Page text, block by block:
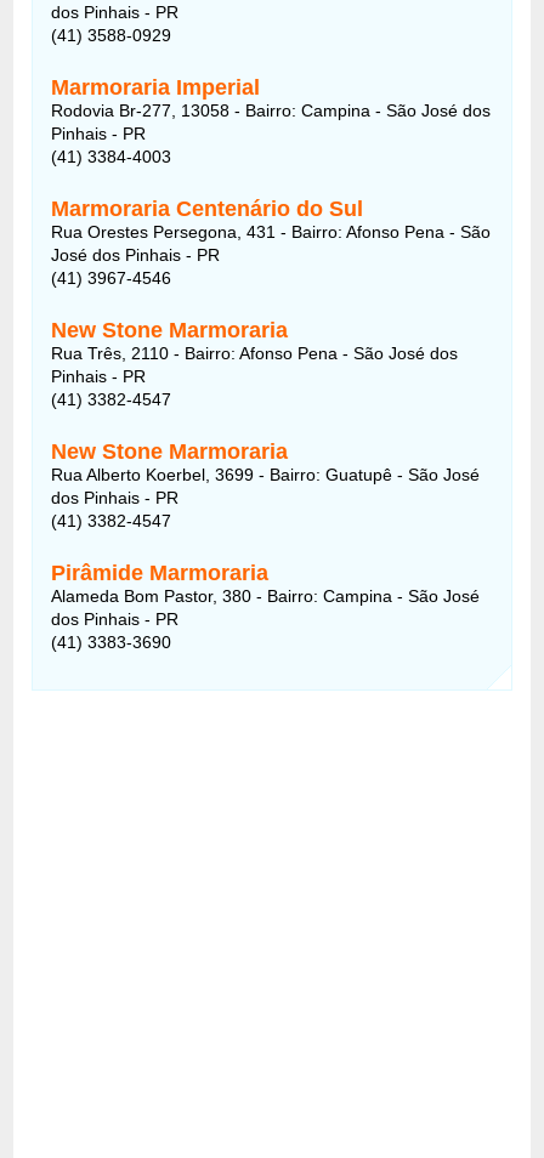
dos Pinhais - PR
(41) 3588-0929
Marmoraria Imperial
Rodovia Br-277, 13058 - Bairro: Campina - São José dos
Pinhais - PR
(41) 3384-4003
Marmoraria Centenário do Sul
Rua Orestes Persegona, 431 - Bairro: Afonso Pena - São
José dos Pinhais - PR
(41) 3967-4546
New Stone Marmoraria
Rua Três, 2110 - Bairro: Afonso Pena - São José dos
Pinhais - PR
(41) 3382-4547
New Stone Marmoraria
Rua Alberto Koerbel, 3699 - Bairro: Guatupê - São José
dos Pinhais - PR
(41) 3382-4547
Pirâmide Marmoraria
Alameda Bom Pastor, 380 - Bairro: Campina - São José
dos Pinhais - PR
(41) 3383-3690